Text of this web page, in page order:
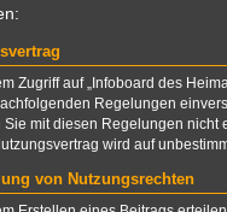
Zugriff auf „Infoboard des
Regelungen
Sie mit diesen Regelungen nicht
wird auf
von Nutzungsrechten